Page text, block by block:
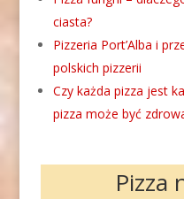
ciasta?
Pizzeria Port’Alba i
polskich pizzerii
Czy każda pizza jest
pizza może być
Pizza